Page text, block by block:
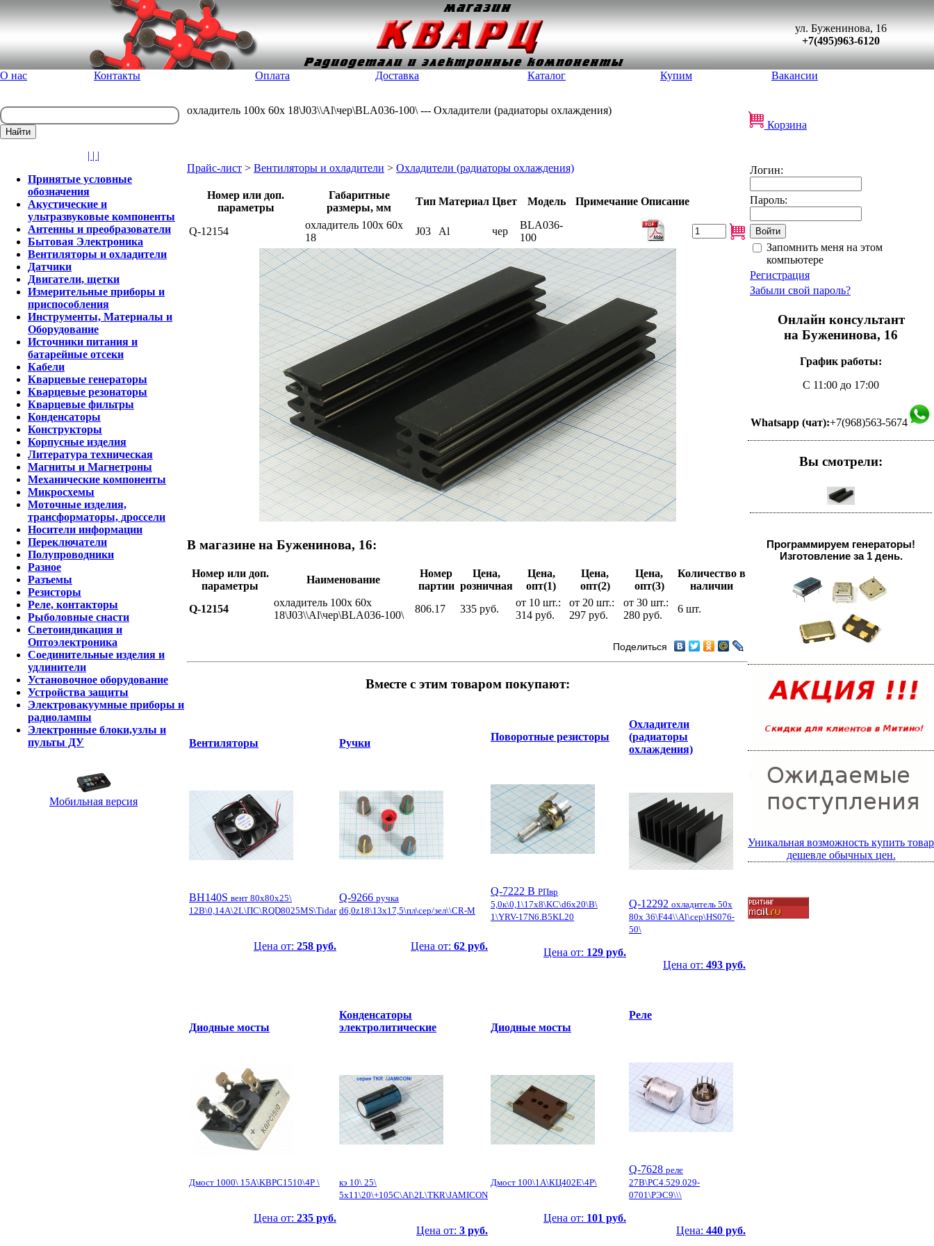
ул. Буженинова, 16
+7(495)963-6120
О нас Контакты Оплата Доставка Каталог Купим Вакансии
охладитель 100x 60x 18\J03\\Al\чер\BLA036-100\ --- Охладители (радиаторы охлаждения)
Корзина
| | |
Принятые условные
обозначения
Акустические и
ультразвуковые компоненты
Антенны и преобразователи
Бытовая Электроника
Вентиляторы и охладители
Датчики
Двигатели, щетки
Измерительные приборы и
приспособления
Инструменты, Материалы и
Оборудование
Источники питания и
батарейные отсеки
Кабели
Кварцевые генераторы
Кварцевые резонаторы
Кварцевые фильтры
Конденсаторы
Конструкторы
Корпусные изделия
Литература техническая
Магниты и Магнетроны
Механические компоненты
Микросхемы
Моточные изделия,
трансформаторы, дроссели
Носители информации
Переключатели
Полупроводники
Разное
Разъемы
Резисторы
Реле, контакторы
Рыболовные снасти
Светоиндикация и
Оптоэлектроника
Соединительные изделия и
удлинители
Установочное оборудование
Устройства защиты
Электровакуумные приборы и
радиолампы
Электронные блоки,узлы и
пульты ДУ
Мобильная версия
Прайс-лист > Вентиляторы и охладители > Охладители (радиаторы охлаждения)
Номер или доп.
параметры
Габаритные
размеры, мм
Тип Материал Цвет Модель Примечание Описание
Q-12154
охладитель 100x 60x
18
J03 Al чер
BLA036-
100
В магазине на Буженинова, 16:
Номер или доп.
параметры
Наименование
Номер
партии
Цена,
розничная
Цена,
опт(1)
Цена,
опт(2)
Цена,
опт(3)
Количество в
наличии
Q-12154
охладитель 100x 60x
18\J03\\Al\чер\BLA036-100\
806.17 335 руб.
от 10 шт.:
314 руб.
от 20 шт.:
297 руб.
от 30 шт.:
280 руб.
6 шт.
Поделиться
Вместе с этим товаром покупают:
Вентиляторы
ВН140S вент 80x80x25\
12В\0,14А\2L\ПС\RQD8025MS\Tidar
Цена от: 258 руб.
Ручки
Q-9266 ручка
d6,0z18\13x17,5\пл\сер/зел\\CR-M
Цена от: 62 руб.
Поворотные резисторы
Q-7222 B РПвр
5,0к\0,1\17x8\KC\d6x20\B\
1\YRV-17N6.B5KL20
Цена от: 129 руб.
Охладители
(радиаторы
охлаждения)
Q-12292 охладитель 50x
80x 36\F44\\Al\сер\HS076-
50\
Цена от: 493 руб.
Диодные мосты
Дмост 1000\ 15А\KBPC1510\4P \
Цена от: 235 руб.
Конденсаторы
электролитические
кэ 10\ 25\
5x11\20\+105C\Al\2L\TKR\JAMICON
Цена от: 3 руб.
Диодные мосты
Дмост 100\1А\КЦ402Е\4P\
Цена от: 101 руб.
Реле
Q-7628 реле
27В\РС4.529.029-
0701\РЭС9\\\
Цена: 440 руб.
Логин:
Пароль:
Запомнить меня на этом
компьютере
Регистрация
Забыли свой пароль?
Онлайн консультант
на Буженинова, 16
График работы:
С 11:00 до 17:00
Whatsapp (чат):+7(968)563-5674
Вы смотрели:
Программируем генераторы!
Изготовление за 1 день.
Уникальная возможность купить товар
дешевле обычных цен.